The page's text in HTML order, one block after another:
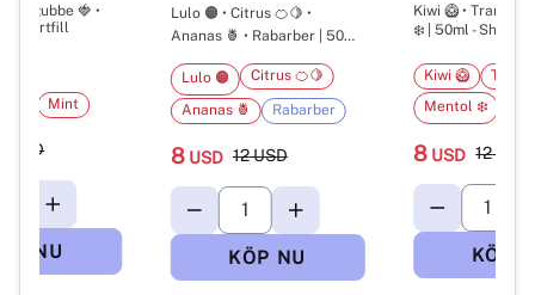
Lulo 🟠 • Citrus 🍊🍋 •
Ananas 🍍 • Rabarber | 50ml
8USD 12USD
Lulo 🟠 Citrus 🍊🍋
Ananas 🍍 Rabarber
Kiwi 🥝 • Tranbär
❄️ | 50ml - Shortfill
8 USD 12USD
Kiwi 🥝
Mentol ❄️
🍓 •
- Shortfill
USD
Mint